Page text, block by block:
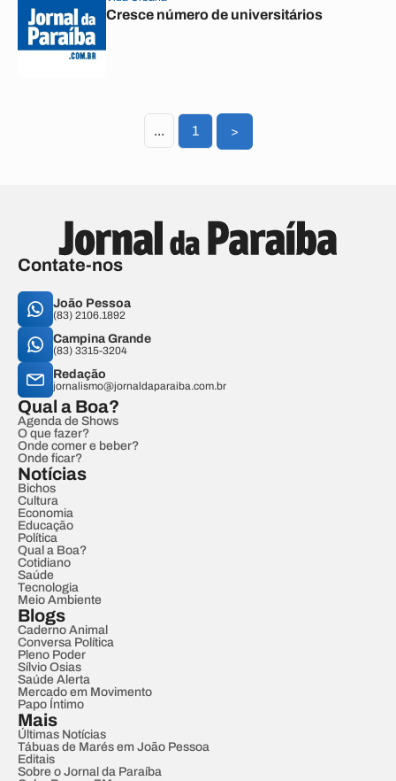
Cresce número de universitários
... 1 >
Contate-nos
João Pessoa
(83) 2106.1892
Campina Grande
(83) 3315-3204
Redação
jornalismo@jornaldaparaiba.com.br
Qual a Boa?
Agenda de Shows
O que fazer?
Onde comer e beber?
Onde ficar?
Notícias
Bichos
Cultura
Economia
Educação
Política
Qual a Boa?
Cotidiano
Saúde
Tecnologia
Meio Ambiente
Blogs
Caderno Animal
Conversa Política
Pleno Poder
Sílvio Osias
Saúde Alerta
Mercado em Movimento
Papo Íntimo
Mais
Últimas Notícias
Tábuas de Marés em João Pessoa
Editais
Sobre o Jornal da Paraíba